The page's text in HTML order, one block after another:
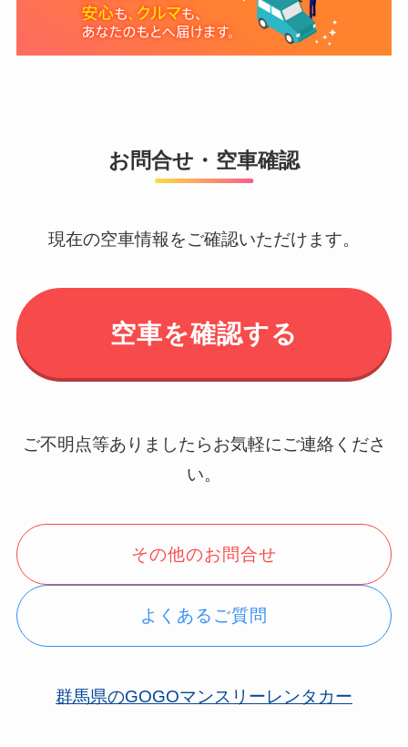
お問合せ・空車確認
現在の空車情報をご確認いただけます。
空車を確認する
ご不明点等ありましたらお気軽にご連絡くださ
い。
その他のお問合せ
よくあるご質問
群馬県のGOGOマンスリーレンタカー